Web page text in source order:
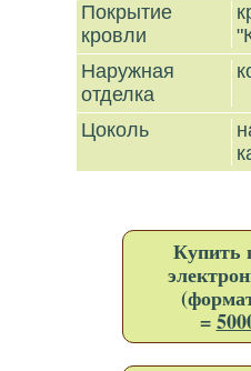
Покрытие
кровли
Наружная
отделка
Цоколь
Купить
=